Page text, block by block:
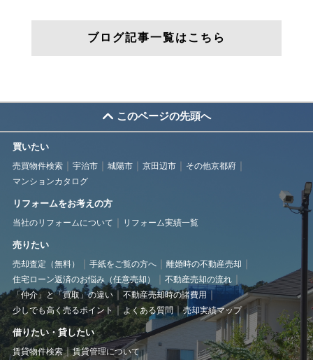
ブログ記事一覧はこちら
このページの先頭へ
買いたい
売買物件検索 宇治市 城陽市 京田辺市
その他京都府
マンションカタログ
リフォームをお考えの方
当社のリフォームについて リフォーム実績一覧
売りたい
売却査定（無料） 手紙をご覧の方へ
離婚時の不動産売却
住宅ローン返済のお悩み（任意売却）
不動産売却の流れ
「仲介」と「買取」の違い
不動産売却時の諸費用
少しでも高く売るポイント
よくある質問 売却実績マップ
借りたい・貸したい
賃貸物件検索 賃貸管理について